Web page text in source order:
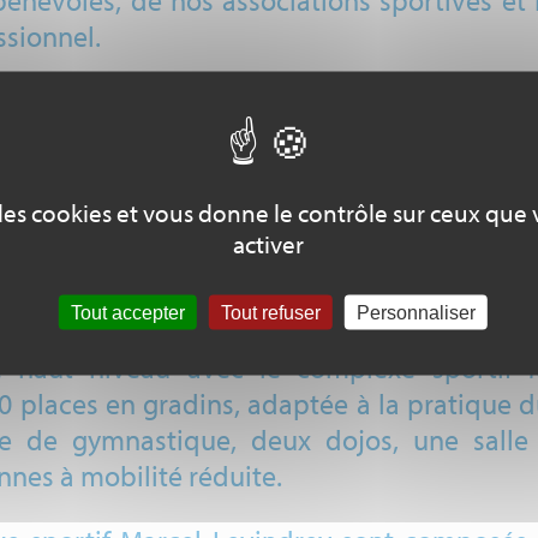
véhiculées par le sport et les utilise
une nouvelle impulsion et
haut niveau, sport santé/handicap sont
ET FAVORISE LE LIEN SOCIAL !
de 7000 sont licenciés dans les 50
niveau avec le complexe sportif
places en gradins, adaptée à la
gymnastique, deux dojos, une salle
à mobilité réduite.
cookies et vous donne le contrôle sur ceux que
activer
Tout accepter Tout refuser Personnaliser